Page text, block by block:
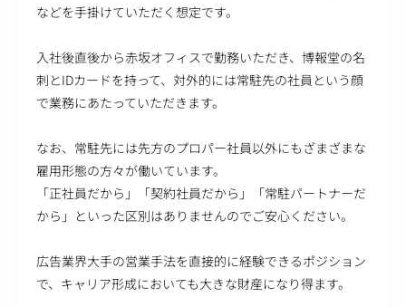
などを手掛けていただく想定です。
入社後直後から赤坂オフィスで勤務いただき、博報堂の名
刺とIDカードを持って、対外的には常駐先の社員という顔
で業務にあたっていただきます。
なお、常駐先には先方のプロパー社員以外にもざまざまな
雇用形態の方々が働いています。
「正社員だから」「契約社員だから」「常駐パートナーだ
から」といった区別はありませんのでご安心ください。
広告業界大手の営業手法を直接的に経験できるポジション
で、キャリア形成においても大きな財産になり得ます。